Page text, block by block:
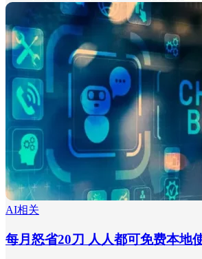
AI相关
每月怒省20刀 人人都可免费本地